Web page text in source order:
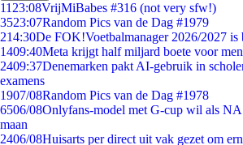
11 23:08VrijMiBabes #316 (not very sfw!)
3523:07Random Pics van de Dag #1979
214:30De FOK!Voetbalmanager 2026/2027 is
1409:40Meta krijgt half miljard boete voor
2409:37Denemarken pakt AI-gebruik in
examens
1907/08Random Pics van de Dag #1978
6506/08Onlyfans-model met G-cup wil als
maan
2406/08Huisarts per direct uit vak gezet om